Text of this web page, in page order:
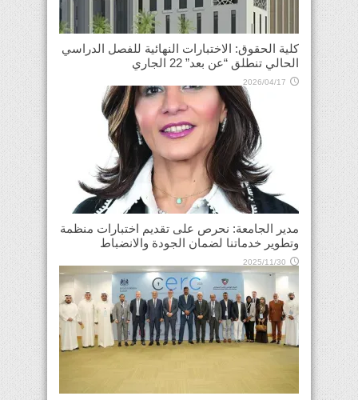
كلية الحقوق: الاختبارات النهائية للفصل الدراسي
الحالي تنطلق “عن بعد” 22 الجاري
2026/04/17
مدير الجامعة: نحرص على تقديم اختبارات منظمة
وتطوير خدماتنا لضمان الجودة والانضباط
2025/11/30